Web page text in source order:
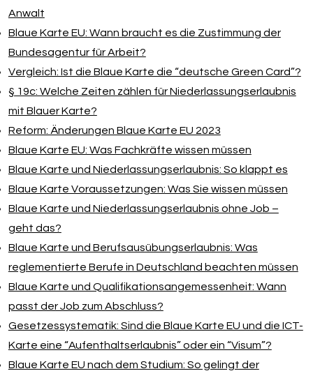
Anwalt
Blaue Karte EU: Wann braucht es die Zustimmung der
Bundesagentur für Arbeit?
Vergleich: Ist die Blaue Karte die “deutsche Green Card”?
§ 19c: Welche Zeiten zählen für Niederlassungserlaubnis
mit Blauer Karte?
Reform: Änderungen Blaue Karte EU 2023
Blaue Karte EU: Was Fachkräfte wissen müssen
Blaue Karte und Niederlassungserlaubnis: So klappt es
Blaue Karte Voraussetzungen: Was Sie wissen müssen
Blaue Karte und Niederlassungserlaubnis ohne Job –
geht das?
Blaue Karte und Berufsausübungserlaubnis: Was
reglementierte Berufe in Deutschland beachten müssen
Blaue Karte und Qualifikationsangemessenheit: Wann
passt der Job zum Abschluss?
Gesetzessystematik: Sind die Blaue Karte EU und die ICT-
Karte eine “Aufenthaltserlaubnis” oder ein “Visum”?
Blaue Karte EU nach dem Studium: So gelingt der